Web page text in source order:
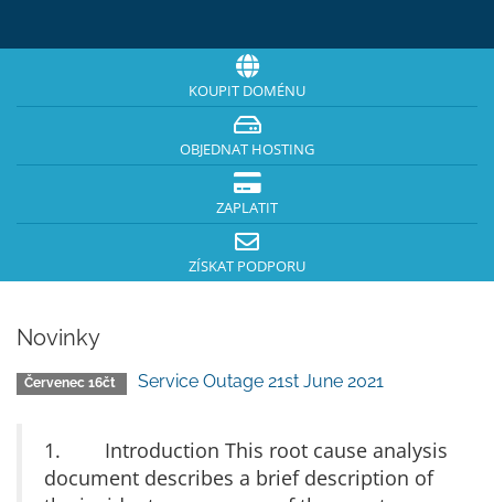
KOUPIT DOMÉNU
OBJEDNAT HOSTING
ZAPLATIT
ZÍSKAT PODPORU
Novinky
Červenec 16čt Service Outage 21st June 2021
1. Introduction This root cause analysis
document describes a brief description of